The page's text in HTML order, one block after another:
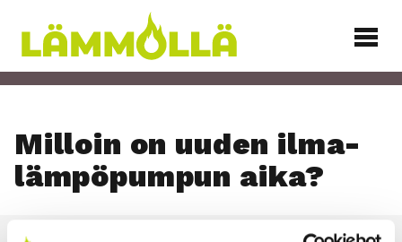
sisältöön
Lämmöllä
Mil­loin on uuden ilma­
läm­pö­pum­pun aika?